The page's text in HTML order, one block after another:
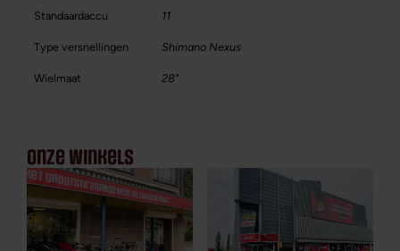
Standaardaccu 11
Type versnellingen Shimano Nexus
Wielmaat 28"
onze winkels